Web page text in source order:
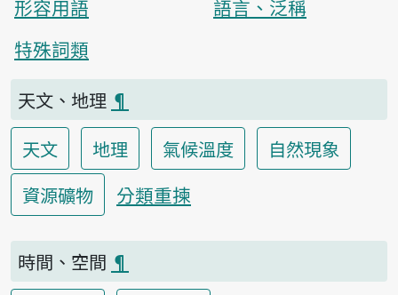
形容用語
語言、泛稱
特殊詞類
天文、地理 ¶
天文
地理 氣候溫度
自然現象
資源礦物
分類重揀
時間、空間 ¶